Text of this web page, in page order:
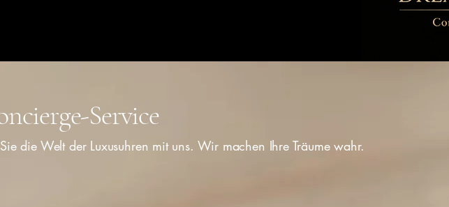
Service
die Welt der Luxusuhren mit uns. Wir machen Ihre Träume wahr.